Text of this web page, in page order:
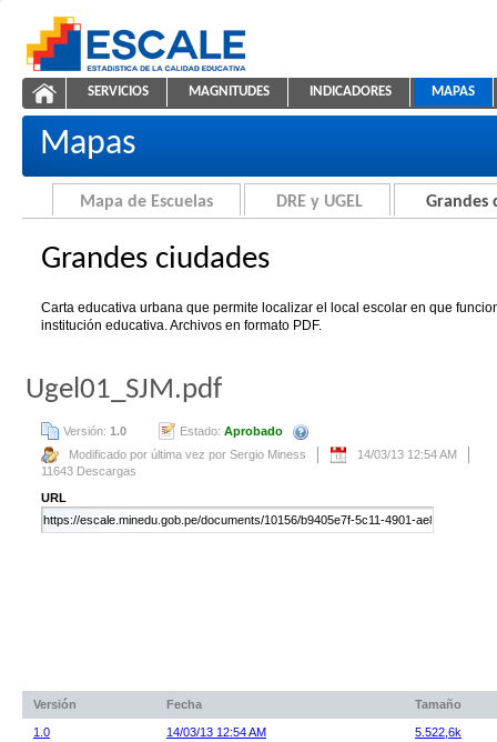
ESCALE - Unidad de Estadística Educativa
Grandes ciudades
NAVEGACIÓN
SERVICIOS MAGNITUDES INDICADORES MAPAS
Mapas
Mapa de Escuelas DRE y UGEL Grandes
Grandes ciudades
Carta educativa urbana que permite localizar el local escolar en que
institución educativa. Archivos en formato PDF.
Ugel01_SJM.pdf
Versión: 1.0 Estado: Aprobado
Modificado por última vez por Sergio Miness
14/03/13 12:54 AM
11643 Descargas
URL
Versión Fecha Tamaño
1.0 14/03/13 12:54 AM 5.522,6k